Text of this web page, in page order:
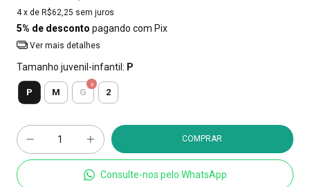
4 x de R$62,25 sem juros
5% de desconto pagando com Pix
Ver mais detalhes
Tamanho juvenil-infantil: P
P M G 2
Consulte-nos pelo WhatsApp